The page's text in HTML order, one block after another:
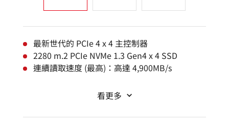
最新世代的 PCIe 4 x 4 主控制器
2280 m.2 PCIe NVMe 1.3 Gen4 x 4 SSD
連續讀取速度 (最高)：高達 4,900MB/s
看更多